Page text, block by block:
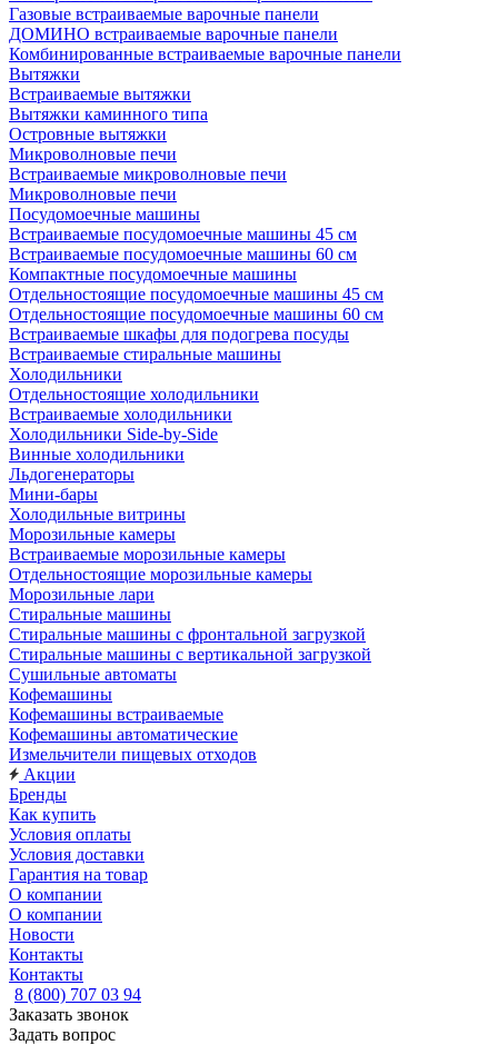
Газовые встраиваемые варочные панели
ДОМИНО встраиваемые варочные панели
Комбинированные встраиваемые варочные панели
Вытяжки
Встраиваемые вытяжки
Вытяжки каминного типа
Островные вытяжки
Микроволновые печи
Встраиваемые микроволновые печи
Микроволновые печи
Посудомоечные машины
Встраиваемые посудомоечные машины 45 см
Встраиваемые посудомоечные машины 60 см
Компактные посудомоечные машины
Отдельностоящие посудомоечные машины 45 см
Отдельностоящие посудомоечные машины 60 см
Встраиваемые шкафы для подогрева посуды
Встраиваемые стиральные машины
Холодильники
Отдельностоящие холодильники
Встраиваемые холодильники
Холодильники Side-by-Side
Винные холодильники
Льдогенераторы
Мини-бары
Холодильные витрины
Морозильные камеры
Встраиваемые морозильные камеры
Отдельностоящие морозильные камеры
Морозильные лари
Стиральные машины
Стиральные машины с фронтальной загрузкой
Стиральные машины с вертикальной загрузкой
Сушильные автоматы
Кофемашины
Кофемашины встраиваемые
Кофемашины автоматические
Измельчители пищевых отходов
Акции
Бренды
Как купить
Условия оплаты
Условия доставки
Гарантия на товар
О компании
О компании
Новости
Контакты
Контакты
8 (800) 707 03 94
Заказать звонок
Задать вопрос